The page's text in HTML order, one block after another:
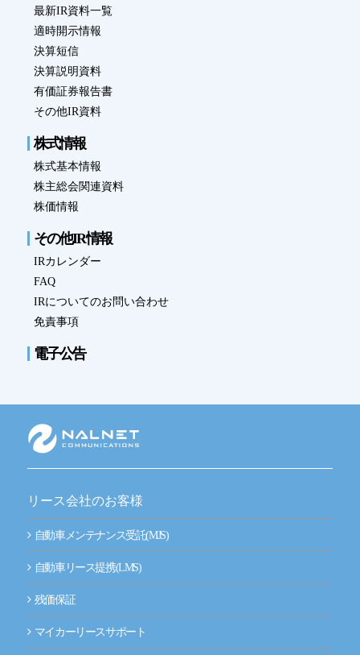
最新IR資料一覧
適時開示情報
決算短信
決算説明資料
有価証券報告書
その他IR資料
株式情報
株式基本情報
株主総会関連資料
株価情報
その他IR情報
IRカレンダー
FAQ
IRについてのお問い合わせ
免責事項
電子公告
リース会社のお客様
自動車メンテナンス受託(MJS)
自動車リース提携(LMS)
残価保証
マイカーリースサポート